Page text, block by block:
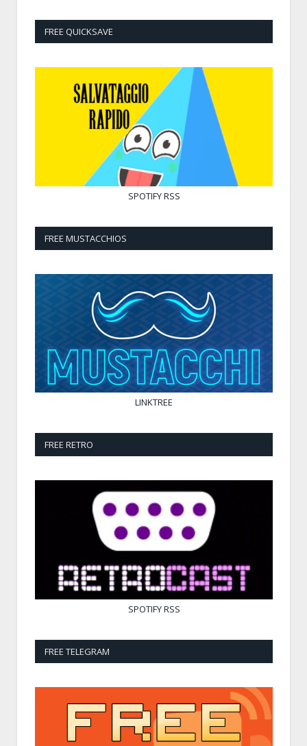
FREE QUICKSAVE
SPOTIFYRSS
FREE MUSTACCHIOS
LINKTREE
FREE RETRO
SPOTIFYRSS
FREE TELEGRAM